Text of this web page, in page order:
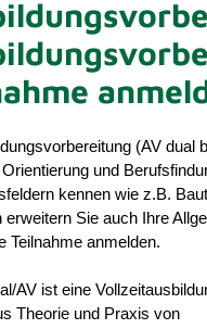
(AV dual
und
kennen wie z.B.
erweitern Sie auch Ihre
Teilnahme anmelden.
AV ist eine
Theorie und Praxis von